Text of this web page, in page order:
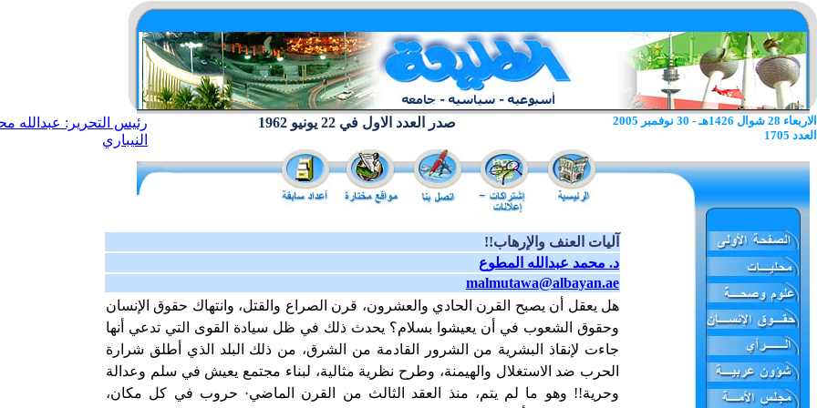
رئيس التحرير: عبدالله
النيباري
صدر العدد الاول في 22 يونيو 1962
الاربعاء 28 شوال 1426هـ - 30 نوفمبر 2005
العدد 1705
آليات العنف والإرهاب!!
د. محمد عبدالله المطوع
malmutawa@albayan.ae
هل يعقل أن يصبح القرن الحادي والعشرون، قرن الصراع والقتل، وانتهاك حقوق الإنسان
وحقوق الشعوب في أن يعيشوا بسلام؟ يحدث ذلك في ظل سيادة القوى التي تدعي أنها
جاءت لإنقاذ البشرية من الشرور القادمة من الشرق، من ذلك البلد الذي أطلق شرارة
الحرب ضد الاستغلال والهيمنة، وطرح نظرية مثالية، لبناء مجتمع يعيش في سلم وعدالة
وحرية!! وهو ما لم يتم، منذ العقد الثالث من القرن الماضي· حروب في كل مكان،